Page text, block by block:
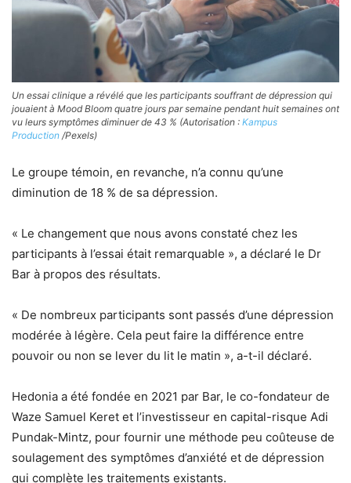
Un essai clinique a révélé que les participants souffrant de dépression qui
jouaient à Mood Bloom quatre jours par semaine pendant huit semaines ont
vu leurs symptômes diminuer de 43 % (Autorisation : Kampus
Production /Pexels)
Le groupe témoin, en revanche, n’a connu qu’une
diminution de 18 % de sa dépression.
« Le changement que nous avons constaté chez les
participants à l’essai était remarquable », a déclaré le Dr
Bar à propos des résultats.
« De nombreux participants sont passés d’une dépression
modérée à légère. Cela peut faire la différence entre
pouvoir ou non se lever du lit le matin », a-t-il déclaré.
Hedonia a été fondée en 2021 par Bar, le co-fondateur de
Waze Samuel Keret et l’investisseur en capital-risque Adi
Pundak-Mintz, pour fournir une méthode peu coûteuse de
soulagement des symptômes d’anxiété et de dépression
qui complète les traitements existants.